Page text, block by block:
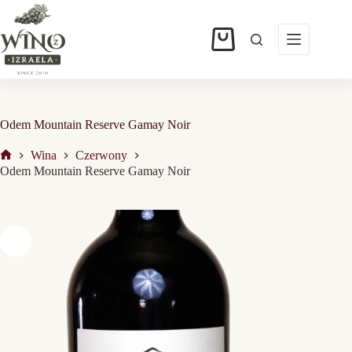
Przejdź
treści
Koszyk
Odem Mountain Reserve Gamay Noir
Strona
Wina
Czerwony
Odem Mountain Reserve Gamay Noir